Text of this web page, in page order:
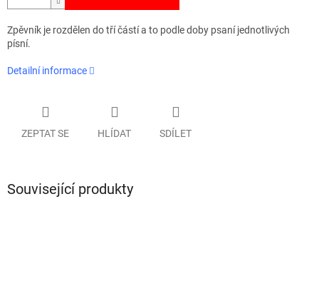
Zpěvník je rozdělen do tří částí a to podle doby psaní jednotlivých
písní.
Detailní informace
ZEPTAT SE HLÍDAT SDÍLET
Související produkty